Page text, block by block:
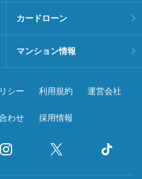
カードローン
マンション情報
シー 利用規約 運営会社
わせ 採用情報